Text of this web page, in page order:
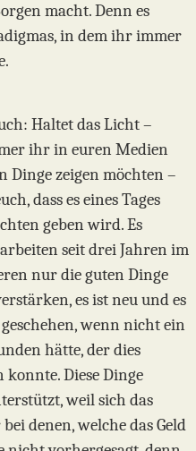
macht. Denn es
in dem ihr immer
Haltet das Licht –
ihr in euren Medien
Dinge zeigen möchten –
dass es eines Tages
geben wird. Es
seit drei Jahren im
nur die guten Dinge
es ist neu und es
wenn nicht ein
hätte, der dies
Diese Dinge
weil sich das
denen, welche das Geld